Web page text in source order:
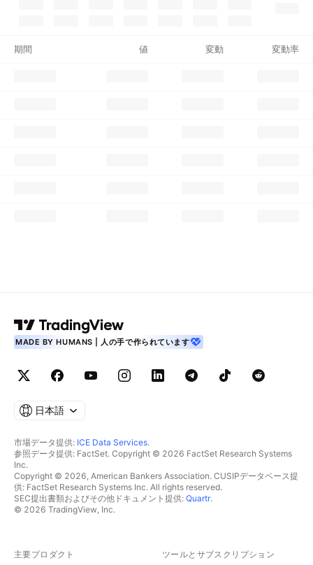
期間 値 変動 変動率
MADE BY HUMANS | 人の手で作られています
日本語
市場データ提供: ICE Data Services.
参照データ提供: FactSet. Copyright © 2026 FactSet Research Systems
Inc.
Copyright © 2026, American Bankers Association. CUSIPデータベース提
供: FactSet Research Systems Inc. All rights reserved.
SEC提出書類およびその他ドキュメント提供: Quartr.
© 2026 TradingView, Inc.
主要プロダクト ツールとサブスクリプション